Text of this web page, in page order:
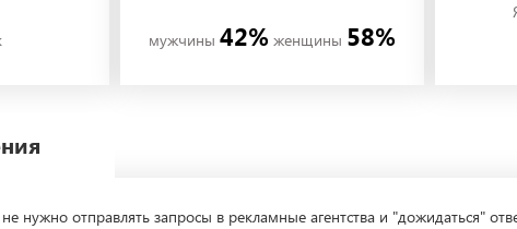
мужчины 42% женщины 58%
нужно отправлять запросы в рекламные агентства и "дожидаться"